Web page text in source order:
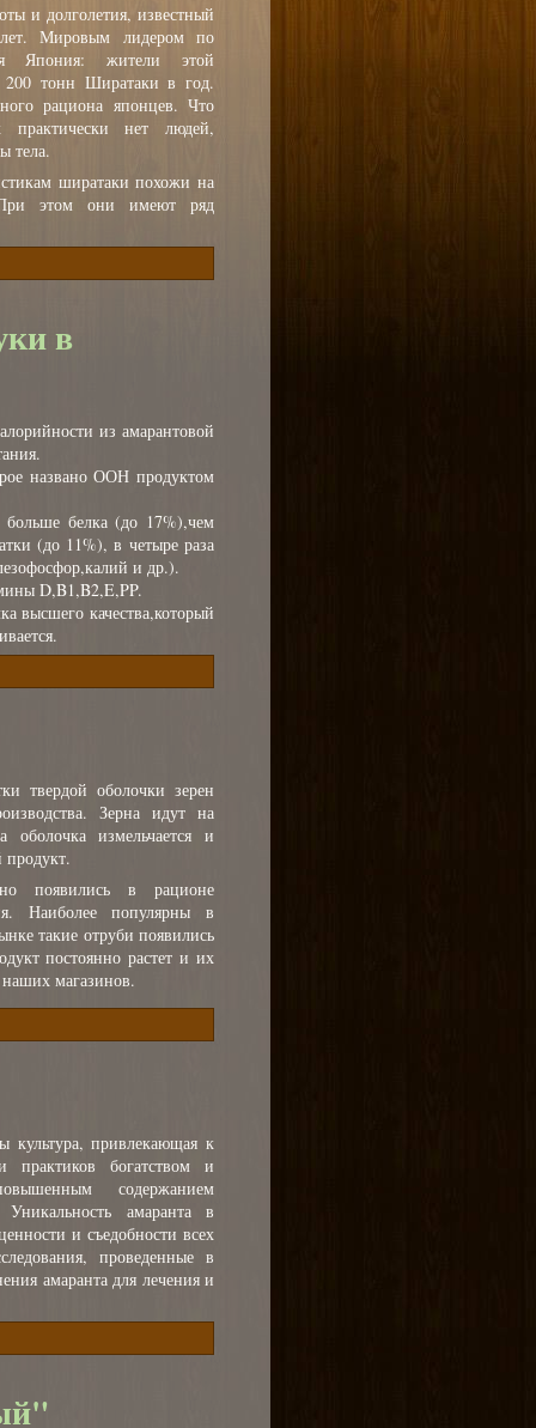
и долголетия, известный
Мировым лидером по
Япония: жители этой
200 тонн Ширатаки в год.
рациона японцев. Что
практически нет людей,
тела.
ширатаки похожи на
При этом они имеют ряд
в
из амарантовой
названо ООН продуктом
белка (до 17%),чем
(до 11%), в четыре раза
и др.).
D,B1,B2,E,PP.
высшего качества,который
твердой оболочки зерен
Зерна идут на
измельчается и
продукт.
появились в рационе
Наиболее популярны в
такие отруби появились
постоянно растет и их
магазинов.
культура, привлекающая к
практиков богатством и
содержанием
амаранта в
и съедобности всех
проведенные в
амаранта для лечения и